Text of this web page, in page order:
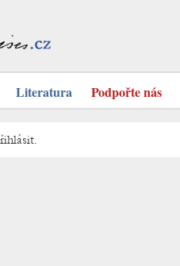
Literatura Podpořte nás